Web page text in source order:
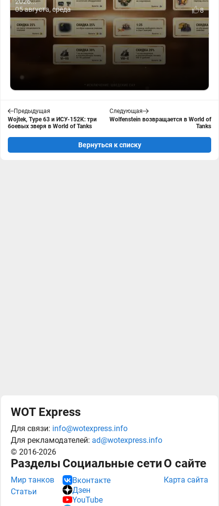
2026...
05 августа, среда
8
Предыдущая
Wojtek, Type 63 и ИСУ-152К: три
боевых зверя в World of Tanks
Следующая
Wolfenstein возвращается в World of
Tanks
Вернуться к списку
WOT Express
Для связи: info@wotexpress.info
Для рекламодателей: ad@wotexpress.info
© 2016-2026
Разделы
Мир танков
Статьи
Социальные сети
Вконтакте
Дзен
YouTube
О сайте
Карта сайта